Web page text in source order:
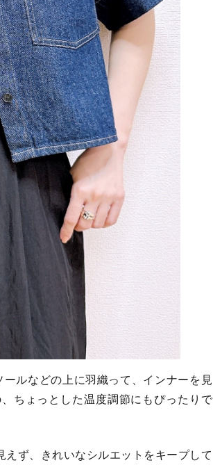
ルなどの上に羽織って、インナーを見
ちょっとした温度調節にもぴったりで
ず、きれいなシルエットをキープして